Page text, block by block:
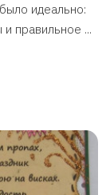
идеально:
правильное ...